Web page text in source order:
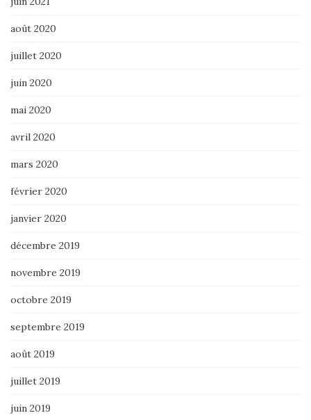
août 2020
juillet 2020
juin 2020
mai 2020
avril 2020
mars 2020
février 2020
janvier 2020
décembre 2019
novembre 2019
octobre 2019
septembre 2019
août 2019
juillet 2019
juin 2019